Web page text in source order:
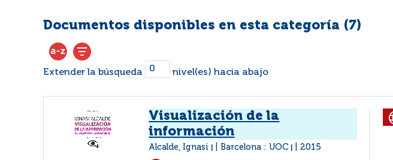
Documentos disponibles en esta categoría (7)
Extender la búsqueda nivel(es) hacia abajo
Visualización de la
información
Alcalde, Ignasi Barcelona : UOC 2015